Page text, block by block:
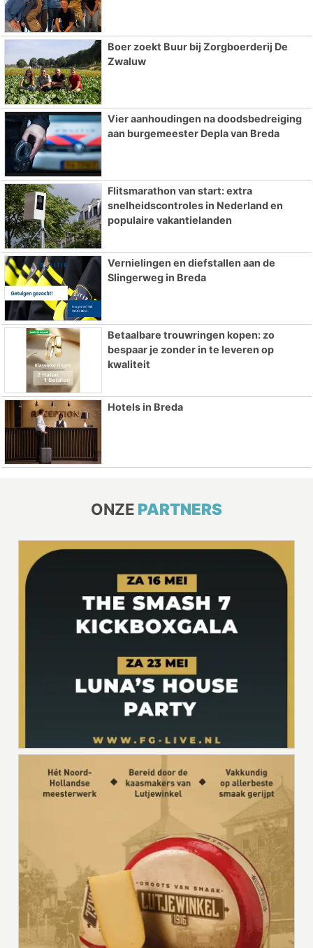
Boer zoekt Buur bij Zorgboerderij De
Zwaluw
Vier aanhoudingen na doodsbedreiging
aan burgemeester Depla van Breda
Flitsmarathon van start: extra
snelheidscontroles in Nederland en
populaire vakantielanden
Vernielingen en diefstallen aan de
Slingerweg in Breda
Betaalbare trouwringen kopen: zo
bespaar je zonder in te leveren op
kwaliteit
Hotels in Breda
ONZE PARTNERS